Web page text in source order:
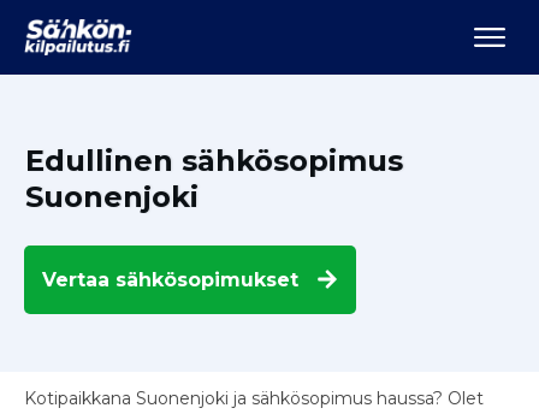
Edullinen sähkösopimus
Suonenjoki
Vertaa sähkösopimukset
Kotipaikkana Suonenjoki ja sähkösopimus haussa? Olet